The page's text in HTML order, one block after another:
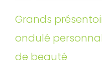
Grands
ondulé
de beauté